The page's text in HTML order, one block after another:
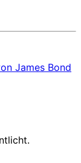
James Bond